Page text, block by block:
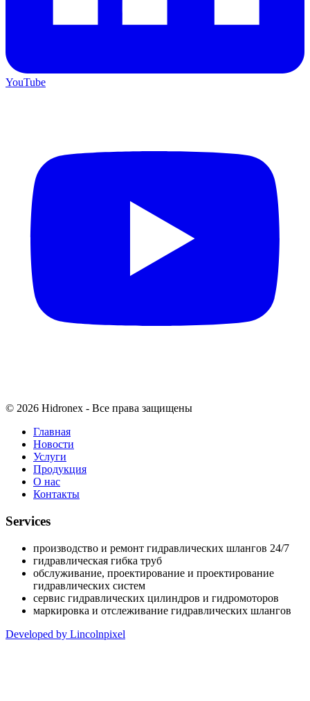
YouTube
© 2026 Hidronex - Все права защищены
Главная
Новости
Услуги
Продукция
О нас
Контакты
Services
производство и ремонт гидравлических шлангов 24/7
гидравлическая гибка труб
обслуживание, проектирование и проектирование
гидравлических систем
сервис гидравлических цилиндров и гидромоторов
маркировка и отслеживание гидравлических шлангов
Developed by Lincolnpixel